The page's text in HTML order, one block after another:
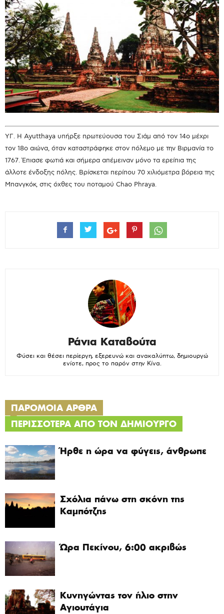
ΥΓ. Η Ayutthaya υπήρξε πρωτεύουσα του Σιάμ από τον 14ο μέχρι
τον 18ο αιώνα, όταν καταστράφηκε στον πόλεμο με την Βιρμανία το
1767. Έπιασε φωτιά και σήμερα απέμειναν μόνο τα ερείπια της
άλλοτε ένδοξης πόλης. Βρίσκεται περίπου 70 χιλιόμετρα βόρεια της
Μπανγκόκ, στις όχθες του ποταμού Chao Phraya.
Ράνια Καταβούτα
Φύσει και θέσει περίεργη, εξερευνώ και ανακαλύπτω, δημιουργώ
ενίοτε, προς το παρόν στην Κίνα.
ΠΑΡΟΜΟΙΑ ΑΡΘΡΑ
ΠΕΡΙΣΣΟΤΕΡΑ ΑΠΟ ΤΟΝ ΔΗΜΙΟΥΡΓΟ
Ήρθε η ώρα να φύγεις, άνθρωπε
Σχόλια πάνω στη σκόνη της
Καμπότζης
Ώρα Πεκίνου, 6:00 ακριβώς
Κυνηγώντας τον ήλιο στην
Αγιουτάγια